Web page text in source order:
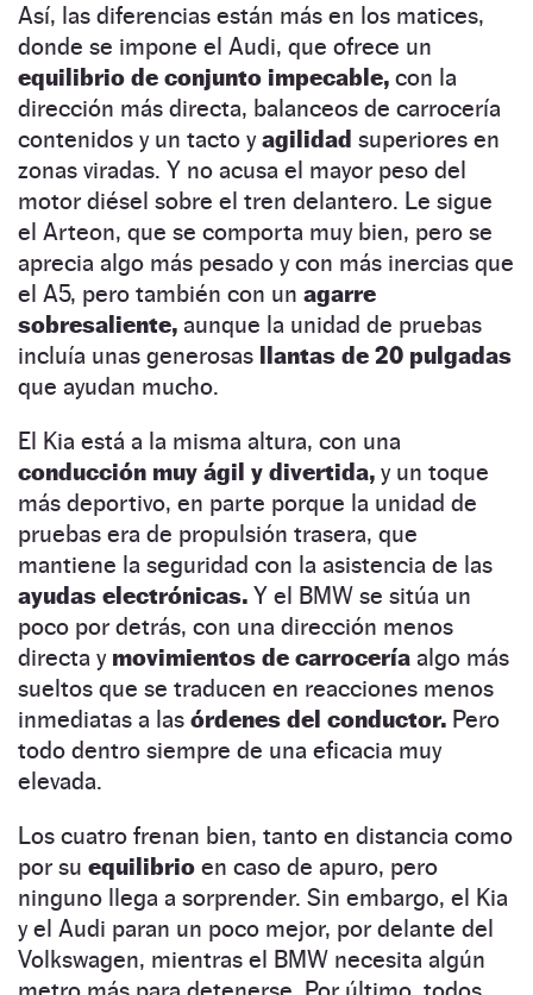
Así, las diferencias están más en los matices,
donde se impone el Audi, que ofrece un
equilibrio de conjunto impecable, con la
dirección más directa, balanceos de carrocería
contenidos y un tacto yagilidad superiores en
zonas viradas. Y no acusa el mayor peso del
motor diésel sobre el tren delantero. Le sigue
el Arteon, que se comporta muy bien, pero se
aprecia algo más pesado y con más inercias que
el A5, pero también con un agarre
sobresaliente, aunque la unidad de pruebas
incluía unas generosas llantas de 20 pulgadas
que ayudan mucho.
El Kia está a la misma altura, con una
conducción muy ágil y divertida, y un toque
más deportivo, en parte porque la unidad de
pruebas era de propulsión trasera, que
mantiene la seguridad con la asistencia de las
ayudas electrónicas. Y el BMW se sitúa un
poco por detrás, con una dirección menos
directa y movimientos de carrocería algo más
sueltos que se traducen en reacciones menos
inmediatas a las órdenes del conductor. Pero
todo dentro siempre de una eficacia muy
elevada.
Los cuatro frenan bien, tanto en distancia como
por su equilibrio en caso de apuro, pero
ninguno llega a sorprender. Sin embargo, el Kia
y el Audi paran un poco mejor, por delante del
Volkswagen, mientras el BMW necesita algún